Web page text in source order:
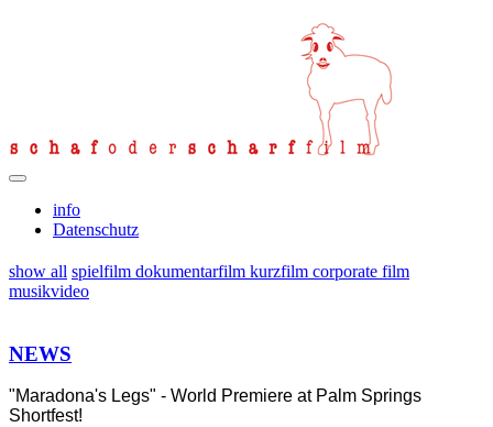
info
Datenschutz
show all spielfilm dokumentarfilm kurzfilm corporate film
musikvideo
NEWS
"Maradona's Legs" - World Premiere at Palm Springs
Shortfest!